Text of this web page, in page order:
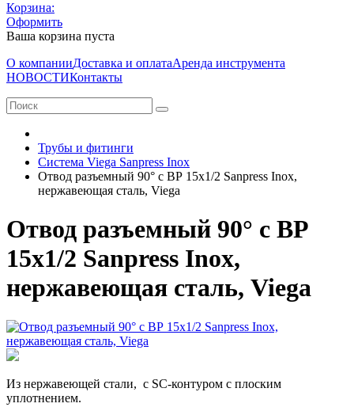
Корзина:
Оформить
Ваша корзина пуста
О компанииДоставка и оплатаАренда инструмента
НОВОСТИКонтакты
Трубы и фитинги
Система Viega Sanpress Inox
Отвод разъемный 90° с ВР 15х1/2 Sanpress Inox,
нержавеющая сталь, Viega
Отвод разъемный 90° с ВР
15х1/2 Sanpress Inox,
нержавеющая сталь, Viega
Из нержавеющей стали, с SC-контуром с плоским
уплотнением.